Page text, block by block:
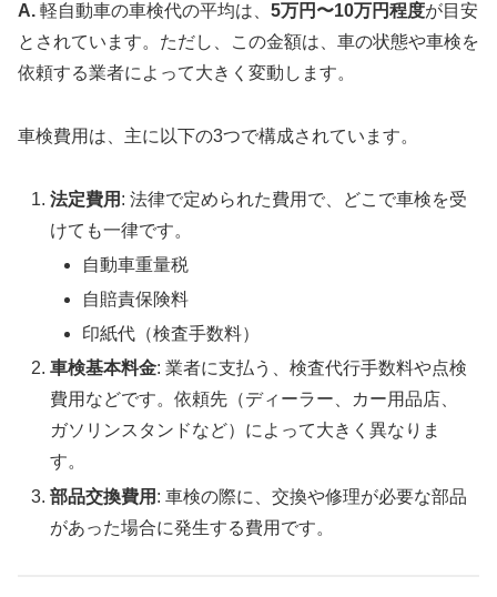
A. 軽自動車の車検代の平均は、 5万円〜10万円程度が目安
とされています。ただし、この金額は、車の状態や車検を
依頼する業者によって大きく変動します。
車検費用は、主に以下の3つで構成されています。
法定費用 : 法律で定められた費用で、どこで車検を受
けても一律です。
自動車重量税
自賠責保険料
印紙代（検査手数料）
車検基本料金: 業者に支払う、検査代行手数料や点検
費用などです。依頼先（ディーラー、カー用品店、
ガソリンスタンドなど）によって大きく異なりま
す。
部品交換費用 : 車検の際に、交換や修理が必要な部品
があった場合に発生する費用です。